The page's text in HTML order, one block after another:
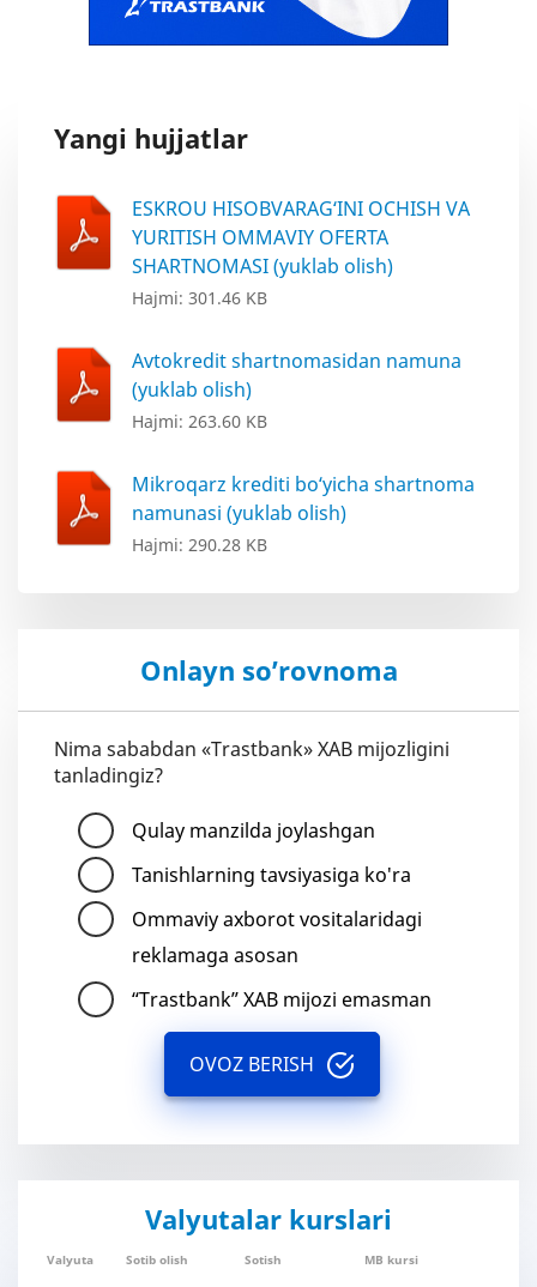
Yangi hujjatlar
ESKROU HISOBVARAG‘INI OCHISH VA
YURITISH OMMAVIY OFERTA
SHARTNOMASI (yuklab olish)
Hajmi: 301.46 KB
Avtokredit shartnomasidan namuna
(yuklab olish)
Hajmi: 263.60 KB
Mikroqarz krediti bo‘yicha shartnoma
namunasi (yuklab olish)
Hajmi: 290.28 KB
Onlayn so’rovnoma
Nima sababdan «Trastbank» XAB mijozligini
tanladingiz?
Qulay manzilda joylashgan
Tanishlarning tavsiyasiga ko'ra
Ommaviy axborot vositalaridagi
reklamaga asosan
“Trastbank” XAB mijozi emasman
OVOZ BERISH
Valyutalar kurslari
Valyuta Sotib olish Sotish MB kursi